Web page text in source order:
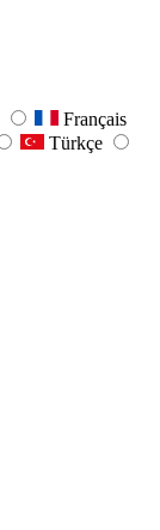
Français
Türkçe